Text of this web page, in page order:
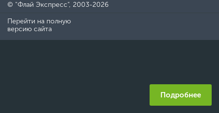
Подробнее
© "Флай Экспресс", 2003-2026
Перейти на полную
версию сайта